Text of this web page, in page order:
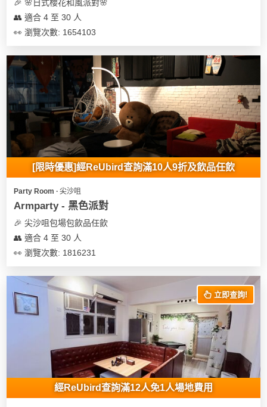
會
及
拍
餐
廳
BBQ
場
地
奇
玩
體
驗
作
工
作
樂
🎉 🌸日式櫻花和風派對🌸
👥 適合 4 至 30 人
👀 瀏覽次數: 1654103
[限時優惠]經ReUbird查詢滿10人9折及飲品任飲
Party Room ∙ 尖沙咀
Armparty - 黑色派對
🎉 尖沙咀包場包飲品任飲
👥 適合 4 至 30 人
👀 瀏覽次數: 1816231
立即查詢!
經ReUbird查詢滿12人免1人場地費用